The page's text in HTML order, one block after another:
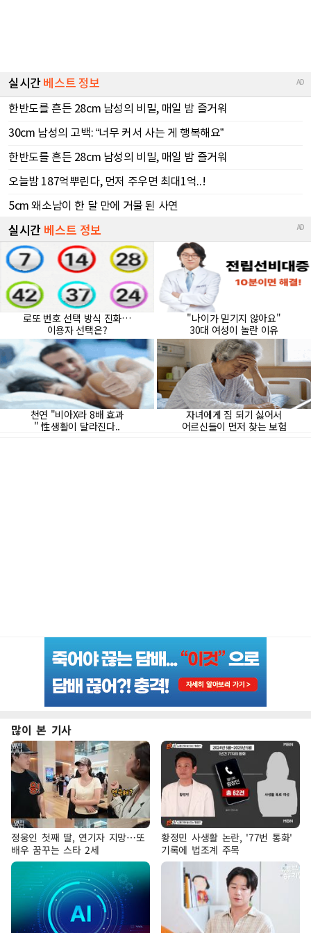
많이 본 기사
정웅인 첫째 딸, 연기자 지망…또
배우 꿈꾸는 스타 2세
황정민 사생활 논란, '77번 통화'
기록에 법조계 주목